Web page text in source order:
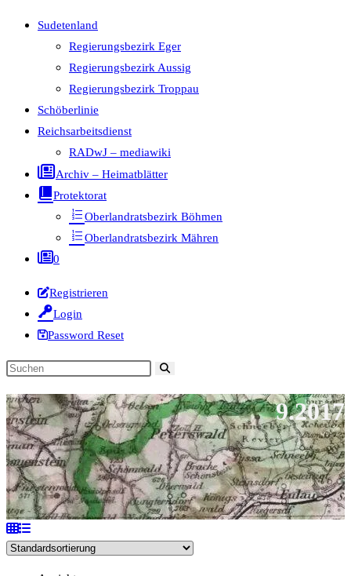
Sudetenland
Regierungsbezirk Eger
Regierungsbezirk Aussig
Regierungsbezirk Troppau
Schöberlinie
Reichsarbeitsdienst
RADwJ – mediawiki
Archiv – Heimatblätter
Protektorat
Oberlandratsbezirk Böhmen
Oberlandratsbezirk Mähren
0
Registrieren
Login
Password Reset
Diese
durchsuchen
9.2017